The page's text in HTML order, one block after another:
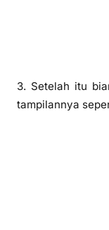
3. Setelah itu
tampilannya